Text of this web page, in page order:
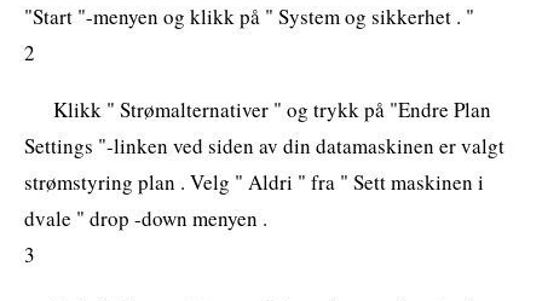
"Start "-menyen og klikk på " System og sikkerhet . "
2
Klikk " Strømalternativer " og trykk på "Endre Plan
Settings "-linken ved siden av din datamaskinen er valgt
strømstyring plan . Velg " Aldri " fra " Sett maskinen i
dvale " drop -down menyen .
3